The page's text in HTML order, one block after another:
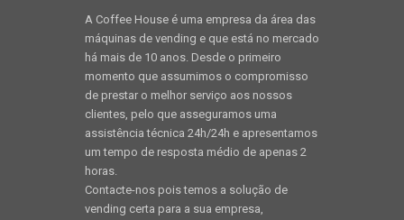
A Coffee House é uma empresa da área das
máquinas de vending e que está no mercado
há mais de 10 anos. Desde o primeiro
momento que assumimos o compromisso
de prestar o melhor serviço aos nossos
clientes, pelo que asseguramos uma
assistência técnica 24h/24h e apresentamos
um tempo de resposta médio de apenas 2
horas.
Contacte-nos pois temos a solução de
vending certa para a sua empresa,